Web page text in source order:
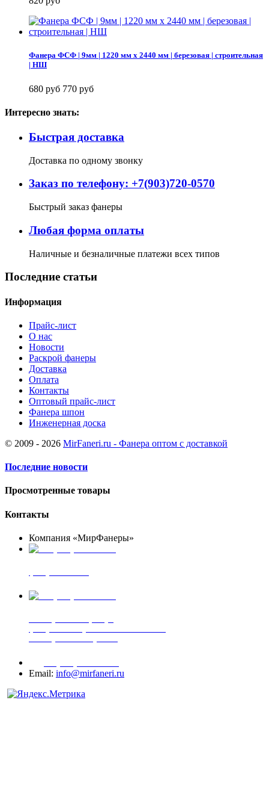
Фанера ФСФ | 9мм | 1220 мм х 2440 мм | березовая | строительная
| НШ
680 руб 770 руб
Интересно знать:
Быстрая доставка
Доставка по одному звонку
Заказ по телефону: +7(903)720-0570
Быстрый заказ фанеры
Любая форма оплаты
Наличные и безналичные платежи всех типов
Последние статьи
Информация
Прайс-лист
О нас
Новости
Раскрой фанеры
Доставка
Оплата
Контакты
Оптовый прайс-лист
Фанера шпон
Инженерная доска
© 2009 - 2026 MirFaneri.ru - Фанера оптом с доставкой
Последние новости
Просмотренные товары
Контакты
Компания «МирФанеры»
Email: info@mirfaneri.ru